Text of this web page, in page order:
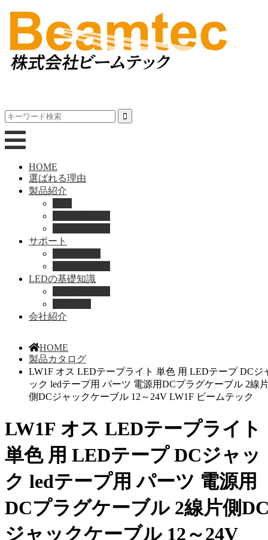
HOME
選ばれる理由
製品紹介
サポート
LEDの基礎知識
会社紹介
HOME
製品カタログ
LW1F オス LEDテープライト 単色 用 LEDテープ DCジ
ック ledテープ用 パーツ 電源用DCプラグケーブル 2線
側DCジャックケーブル 12～24V LW1F ビームテック
LW1F オス LEDテープライト
単色 用 LEDテープ DCジャッ
ク ledテープ用 パーツ 電源用
DCプラグケーブル 2線片側
ジャックケーブル 12～24V